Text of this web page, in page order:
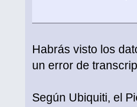
Habrás visto los
un error de
Según Ubiquiti, el